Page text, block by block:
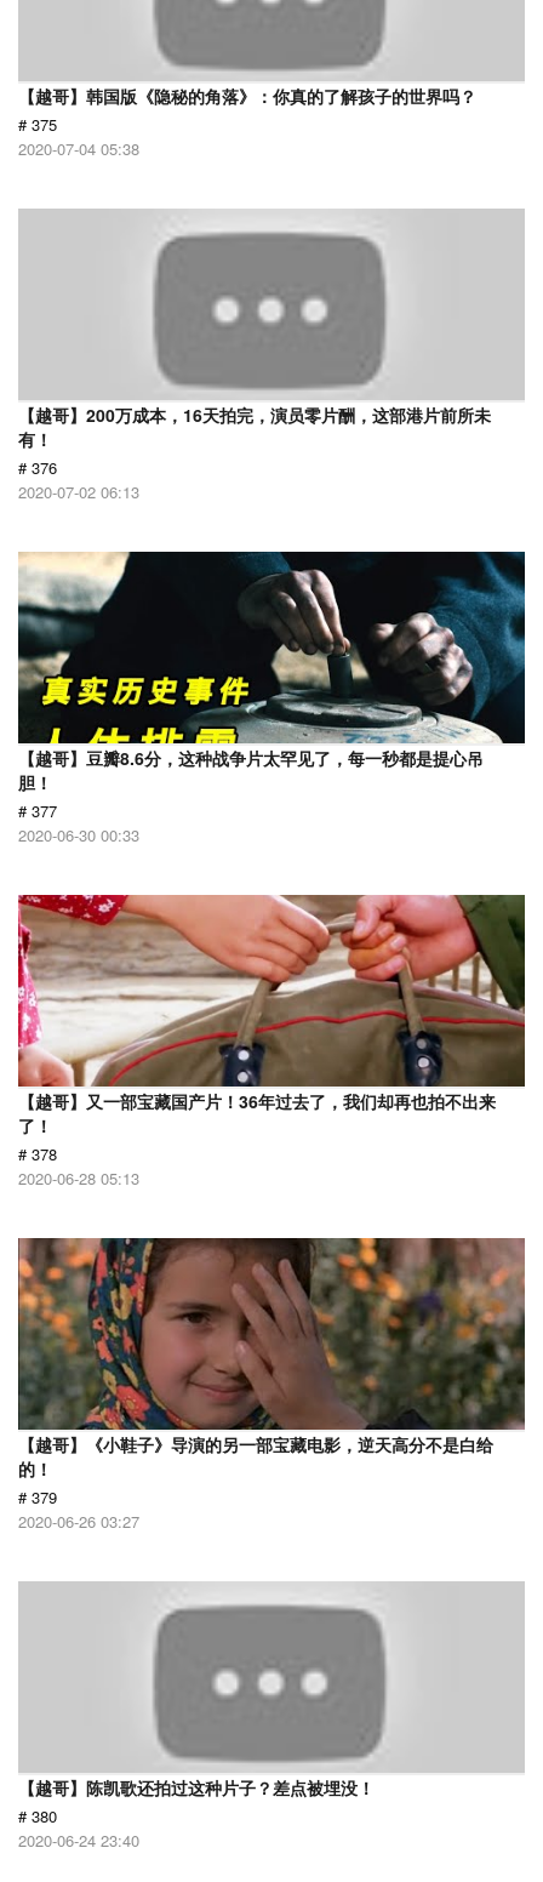
【越哥】韩国版《隐秘的角落》：你真的了解孩子的世界吗？
# 375
2020-07-04 05:38
【越哥】200万成本，16天拍完，演员零片酬，这部港片前所未
有！
# 376
2020-07-02 06:13
【越哥】豆瓣8.6分，这种战争片太罕见了，每一秒都是提心吊
胆！
# 377
2020-06-30 00:33
【越哥】又一部宝藏国产片！36年过去了，我们却再也拍不出来
了！
# 378
2020-06-28 05:13
【越哥】《小鞋子》导演的另一部宝藏电影，逆天高分不是白给
的！
# 379
2020-06-26 03:27
【越哥】陈凯歌还拍过这种片子？差点被埋没！
# 380
2020-06-24 23:40